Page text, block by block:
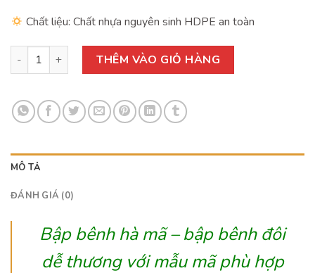
Chất liệu:Chất nhựa nguyên sinh HDPE an toàn
Bập Bênh Hà Mã - Bập Bênh Đôi Nổi Trội 2023 số lượng
THÊM VÀO GIỎ HÀNG
MÔ TẢ
ĐÁNH GIÁ (0)
Bập bênh hà mã – bập bênh đôi
dễ thương với mẫu mã phù hợp